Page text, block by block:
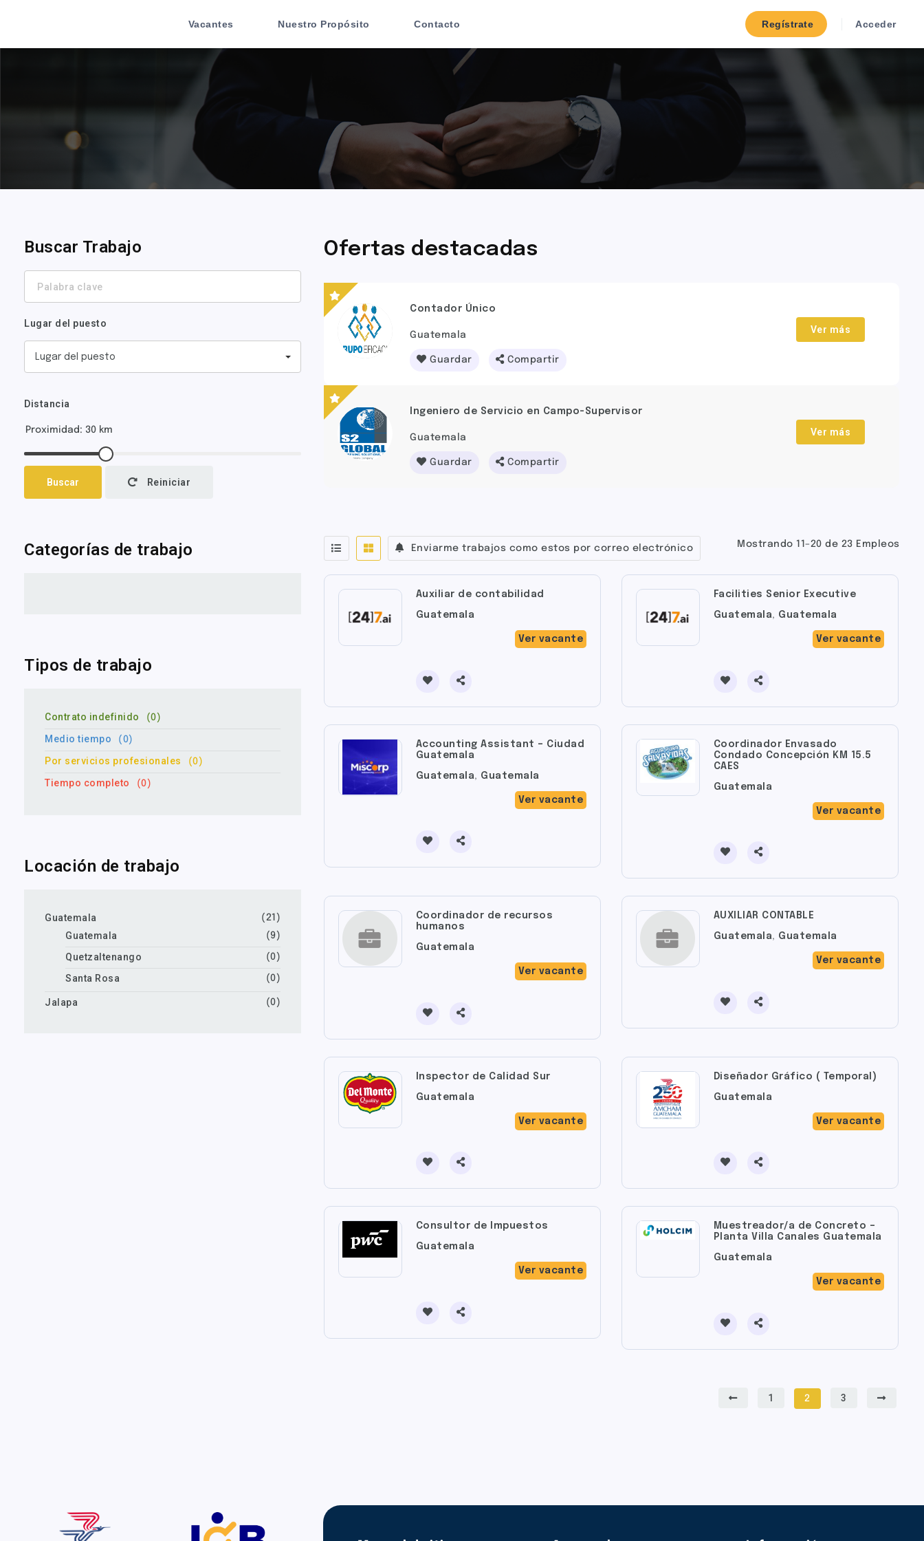
Vacantes Nuestro Propósito Contacto Regístrate Acceder
Ofertas destacadas
Contador Único
Guatemala
Guardar Compartir
Ver más
Ingeniero de Servicio en Campo-Supervisor
Guatemala
Guardar Compartir
Ver más
Enviarme trabajos como estos por correo electrónico Mostrando 11–20 de 23 Empleos
Auxiliar de contabilidad
Guatemala
Ver vacante
Facilities Senior Executive
Guatemala, Guatemala
Ver vacante
Accounting Assistant – Ciudad
Guatemala
Guatemala, Guatemala
Ver vacante
Coordinador Envasado
Condado Concepción KM 15.5
CAES
Guatemala
Ver vacante
Coordinador de recursos
humanos
Guatemala
Ver vacante
AUXILIAR CONTABLE
Guatemala, Guatemala
Ver vacante
Inspector de Calidad Sur
Guatemala
Ver vacante
Diseñador Gráfico ( Temporal)
Guatemala
Ver vacante
Consultor de Impuestos
Guatemala
Ver vacante
Muestreador/a de Concreto –
Planta Villa Canales Guatemala
Guatemala
Ver vacante
1 2 3
Buscar Trabajo
clave
Lugar del puesto
Lugar del puesto
Distancia
Buscar Reiniciar
Categorías de trabajo
Tipos de trabajo
Contrato indefinido (0)
Medio tiempo (0)
Por servicios profesionales (0)
Tiempo completo (0)
Locación de trabajo
Guatemala (21)
Guatemala (9)
Quetzaltenango (0)
Santa Rosa (0)
Jalapa (0)